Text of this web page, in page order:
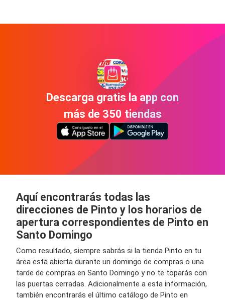
Descarga gratis la app con
más de 350 tiendas
Aquí encontrarás todas las
direcciones de Pinto y los horarios de
apertura correspondientes de Pinto en
Santo Domingo
Como resultado, siempre sabrás si la tienda Pinto en tu
área está abierta durante un domingo de compras o una
tarde de compras en Santo Domingo y no te toparás con
las puertas cerradas. Adicionalmente a esta información,
también encontrarás el último catálogo de Pinto en